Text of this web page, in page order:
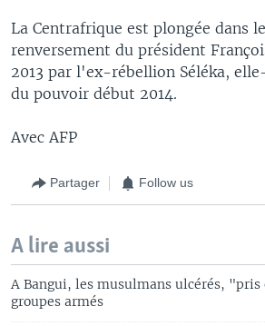
La Centrafrique est plongée dans
renversement du président
2013 par l'ex-rébellion Séléka,
du pouvoir début 2014.
Avec AFP
Partager Follow us
A lire aussi
A Bangui, les musulmans ulcérés, "pris
groupes armés